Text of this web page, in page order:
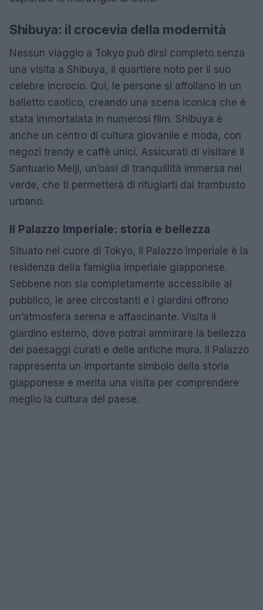
Shibuya: il crocevia della modernità
Nessun viaggio a Tokyo può dirsi completo senza
una visita a Shibuya, il quartiere noto per il suo
celebre incrocio. Qui, le persone si affollano in un
balletto caotico, creando una scena iconica che è
stata immortalata in numerosi film. Shibuya è
anche un centro di cultura giovanile e moda, con
negozi trendy e caffè unici. Assicurati di visitare il
Santuario Meiji, un’oasi di tranquillità immersa nel
verde, che ti permetterà di rifugiarti dal trambusto
urbano.
Il Palazzo Imperiale: storia e bellezza
Situato nel cuore di Tokyo, il Palazzo Imperiale è la
residenza della famiglia imperiale giapponese.
Sebbene non sia completamente accessibile al
pubblico, le aree circostanti e i giardini offrono
un’atmosfera serena e affascinante. Visita il
giardino esterno, dove potrai ammirare la bellezza
dei paesaggi curati e delle antiche mura. Il Palazzo
rappresenta un importante simbolo della storia
giapponese e merita una visita per comprendere
meglio la cultura del paese.